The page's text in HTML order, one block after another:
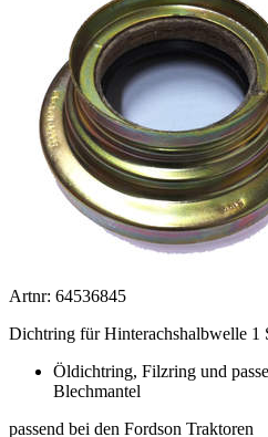
Artnr: 64536845
Dichtring für Hinterachshalbwelle 1
Öldichtring, Filzring und
Blechmantel
passend bei den Fordson Traktoren